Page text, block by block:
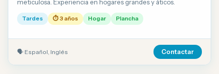
meticulosa. Experiencia en hogares grandes y áticos.
Tardes ⏱ 3 años Hogar Plancha
🗣 Español, Inglés Contactar